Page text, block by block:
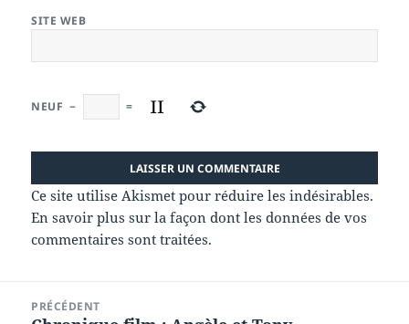
SITE WEB
NEUF − =
Ce site utilise Akismet pour réduire les indésirables.
En savoir plus sur la façon dont les données de vos
commentaires sont traitées.
PRÉCÉDENT